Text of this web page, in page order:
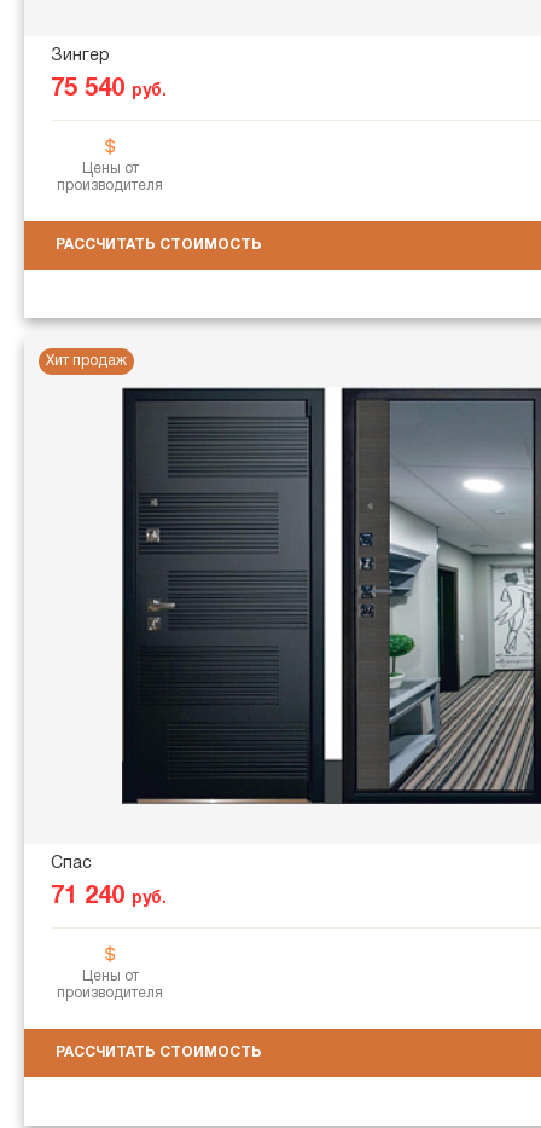
Зингер
75 540 руб.
Цены от
производителя
РАССЧИТАТЬ СТОИМОСТЬ
Хит продаж
Спас
71 240 руб.
Цены от
производителя
РАССЧИТАТЬ СТОИМОСТЬ